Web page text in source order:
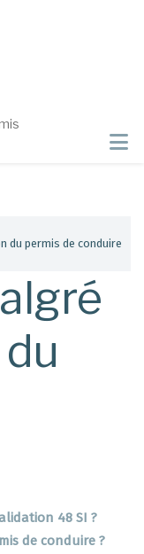
du permis de conduire
48 SI ?
de conduire ?